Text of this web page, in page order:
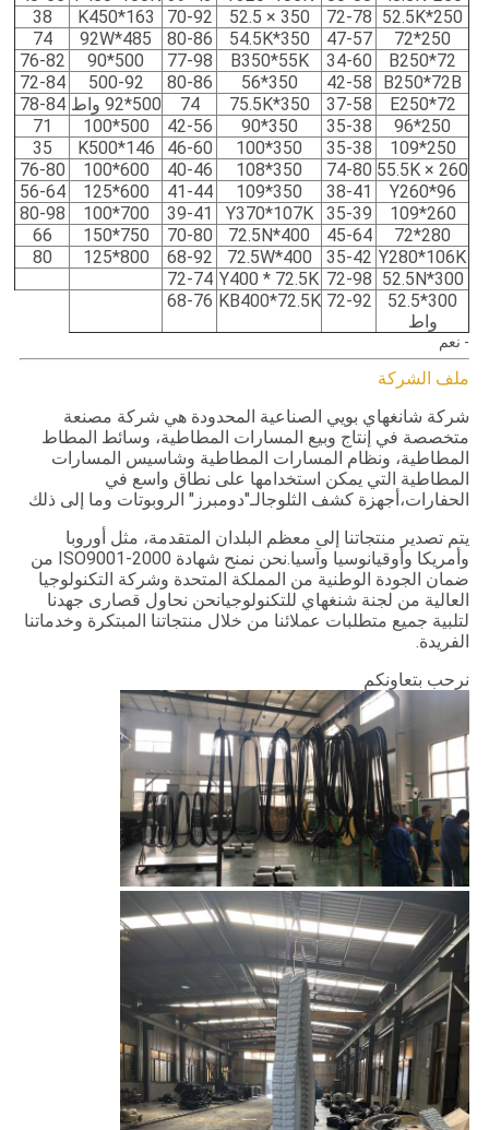
250*52.5K
72-78
350 × 52.5
70-92
K450*163
38
250*72
47-57
350*54.5K
80-86
485*92W
74
B250*72
34-60
B350*55K
77-98
500*90
76-82
B250*72B
42-58
350*56
80-86
500-92
72-84
E250*72
37-58
350*75.5K
74 500*92 واط
78-84
250*96
35-38
350*90
42-56
500*100
71
250*109
35-38
350*100
46-60
K500*146
35
260 × 55.5K
74-80
350*108
40-46
600*100
76-80
Y260*96
38-41
350*109
41-44
600*125
56-64
260*109
35-39
Y370*107K
39-41
700*100
80-98
280*72
45-64
400*72.5N
70-80
750*150
66
Y280*106K
35-42
400*72.5W
68-92
800*125
80
300*52.5N
72-98
Y400 * 72.5K
72-74
واط
72-92
KB400*72.5K
68-76
- نعم
ملف الشركة
شركة شانغهاي بويي الصناعية المحدودة هي شركة مصنعة
متخصصة في إنتاج وبيع المسارات المطاطية، وسائط المطاط
المطاطية، ونظام المسارات المطاطية وشاسيس المسارات
المطاطية التي يمكن استخدامها على نطاق واسع في
الحفارات،أجهزة كشف الثلوجالـ"دومبرز" الروبوتات وما إلى ذلك
يتم تصدير منتجاتنا إلى معظم البلدان المتقدمة، مثل أوروبا
وأمريكا وأوقيانوسيا وآسيا.نحن نمنح شهادة ISO9001-2000 من
ضمان الجودة الوطنية من المملكة المتحدة وشركة التكنولوجيا
العالية من لجنة شنغهاي للتكنولوجيانحن نحاول قصارى جهدنا
لتلبية جميع متطلبات عملائنا من خلال منتجاتنا المبتكرة وخدماتنا
الفريدة.
نرحب بتعاونكم